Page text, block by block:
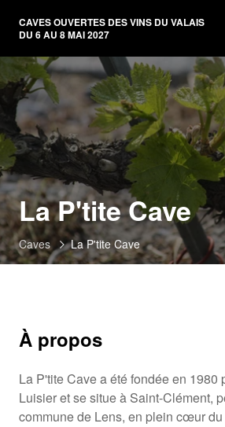
CAVES OUVERTES DES VINS DU VALAIS
DU 6 AU 8 MAI 2027
La P'tite Cave
Caves La P'tite Cave
À propos
La P'tite Cave a été fondée en 1980
Luisier et se situe à Saint-Clément,
commune de Lens, en plein cœur